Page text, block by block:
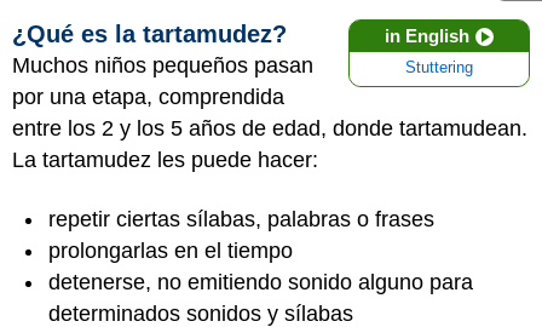
in English
Stuttering
¿Qué es la tartamudez?
Muchos niños pequeños pasan
por una etapa, comprendida
entre los 2 y los 5 años de edad, donde tartamudean.
La tartamudez les puede hacer:
repetir ciertas sílabas, palabras o frases
prolongarlas en el tiempo
detenerse, no emitiendo sonido alguno para
determinados sonidos y sílabas